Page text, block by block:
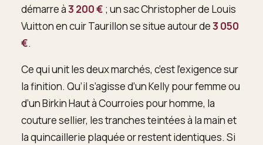
démarre à3 200 € ; un sac Christopher de Louis
Vuitton en cuir Taurillon se situe autour de3 050
€.
Ce qui unit les deux marchés, c’est l’exigence sur
la finition. Qu’il s’agisse d’un Kelly pour femme ou
d’un Birkin Haut à Courroies pour homme, la
couture sellier, les tranches teintées à la main et
la quincaillerie plaquée or restent identiques. Si